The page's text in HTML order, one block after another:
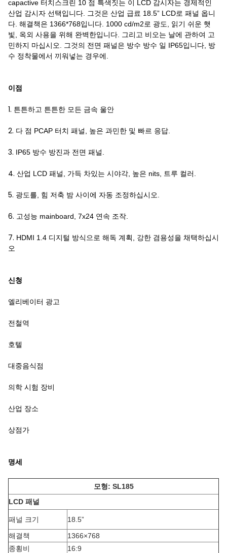
capactive 터치스크린 10 점 특색짓는 이 LCD 감시자는 경제적인
산업 감시자 선택입니다. 그것은 산업 급료 18.5” LCD로 패널 옵니
다. 해결책은 1366*768입니다. 1000 cd/m2로 광도, 읽기 쉬운 햇
빛, 옥외 사용을 위해 완벽한입니다. 그리고 비오는 날에 관하여 고
민하지 마십시오. 그것의 전면 패널은 방수 방수 일 IP65입니다, 방
수 정착물에서 끼워넣는 경우에.
이점
1. 튼튼하고 튼튼한 모든 금속 울안
2. 다 점 PCAP 터치 패널, 높은 과민한 및 빠르 응답.
3. IP65 방수 방진과 전면 패널.
4. 산업 LCD 패널, 가득 차있는 시야각, 높은 nits, 트루 컬러.
5. 광도를, 힘 저축 밤 사이에 자동 조정하십시오.
6. 고성능 mainboard, 7x24 연속 조작.
7. HDMI 1.4 디지털 방식으로 해독 계획, 강한 겸용성을 채택하십시
오
신청
엘리베이터 광고
전철역
호텔
대중음식점
의학 시험 장비
산업 장소
상점가
명세
모형: SL185
LCD 패널
패널 크기
18.5”
해결책
1366×768
종횡비
16:9